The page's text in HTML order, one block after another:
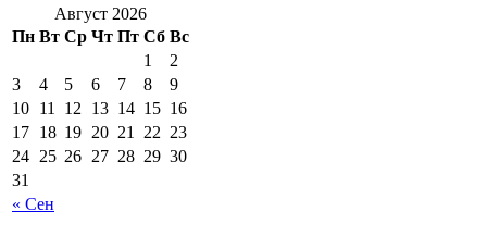
Август 2026
Пн Вт Ср Чт Пт Сб Вс
« Сен
1
2
3
4 5 6 7 8
9
10 11 12 13 14 15 16
17 18 19 20 21 22 23
24 25 26 27 28 29 30
31